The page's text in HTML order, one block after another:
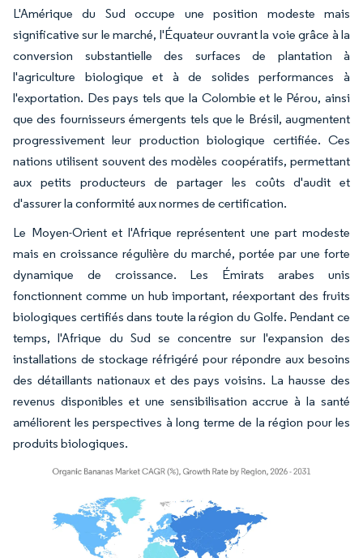
L'Amérique du Sud occupe une position modeste mais
significative sur le marché, l'Équateur ouvrant la voie grâce à la
conversion substantielle des surfaces de plantation à
l'agriculture biologique et à de solides performances à
l'exportation. Des pays tels que la Colombie et le Pérou, ainsi
que des fournisseurs émergents tels que le Brésil, augmentent
progressivement leur production biologique certifiée. Ces
nations utilisent souvent des modèles coopératifs, permettant
aux petits producteurs de partager les coûts d'audit et
d'assurer la conformité aux normes de certification.
Le Moyen-Orient et l'Afrique représentent une part modeste
mais en croissance régulière du marché, portée par une forte
dynamique de croissance. Les Émirats arabes unis
fonctionnent comme un hub important, réexportant des fruits
biologiques certifiés dans toute la région du Golfe. Pendant ce
temps, l'Afrique du Sud se concentre sur l'expansion des
installations de stockage réfrigéré pour répondre aux besoins
des détaillants nationaux et des pays voisins. La hausse des
revenus disponibles et une sensibilisation accrue à la santé
améliorent les perspectives à long terme de la région pour les
produits biologiques.